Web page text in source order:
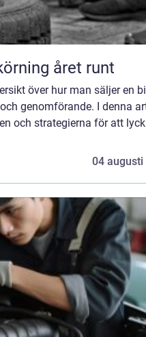
året runt
över hur man säljer en
genomförande. I denna
och strategierna för att
04 augusti